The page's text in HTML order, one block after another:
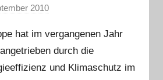
2010v
n
C
h
hat im vergangenen Jahr
durch die
und Klimaschutz im